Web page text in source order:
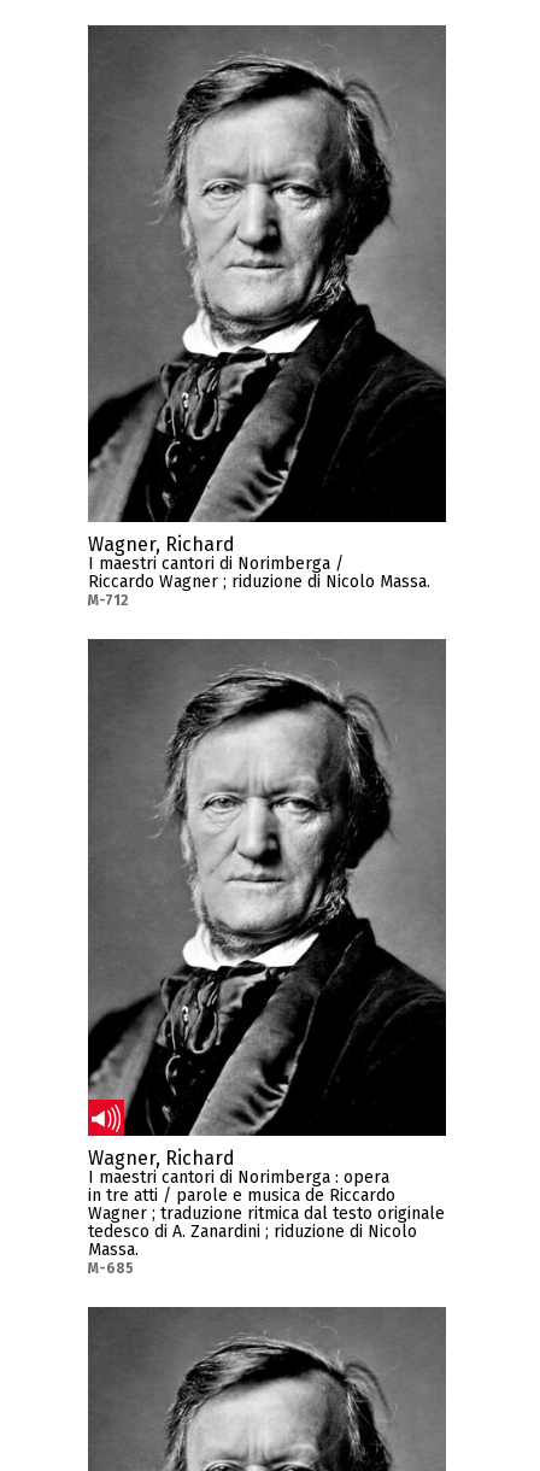
Wagner, Richard
I maestri cantori di Norimberga /
Riccardo Wagner ; riduzione di Nicolo Massa.
M-712
Wagner, Richard
I maestri cantori di Norimberga : opera
in tre atti / parole e musica de Riccardo
Wagner ; traduzione ritmica dal testo originale
tedesco di A. Zanardini ; riduzione di Nicolo
Massa.
M-685